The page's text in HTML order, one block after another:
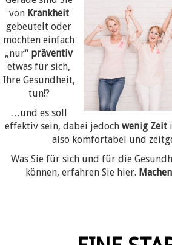
von Krankheit
gebeutelt oder
möchten einfach
„nur“ präventiv
etwas für sich,
Ihre Gesundheit,
tun!?
…und es soll
effektiv sein, dabei jedoch wenig Zeit
also komfortabel und
Was Sie für sich und für die
können, erfahren Sie hier.